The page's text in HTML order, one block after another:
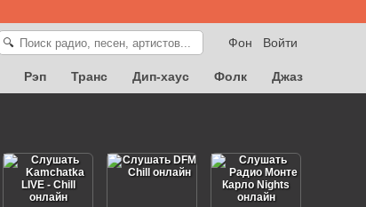
Войти
Фон
🔍
Рэп Транс Дип-хаус Фолк
Джаз